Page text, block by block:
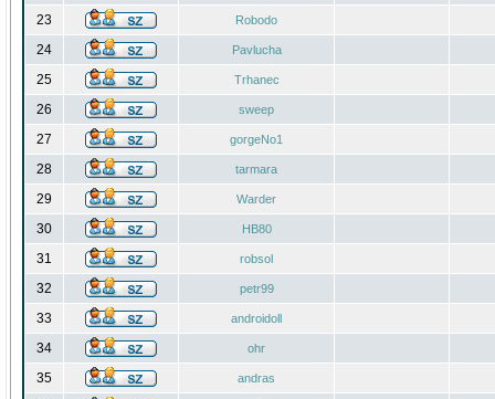
23 Robodo
24 Pavlucha
25 Trhanec
26 sweep
27 gorgeNo1
28 tarmara
29 Warder
30 HB80
31 robsol
32 petr99
33 androidoll
34 ohr
35 andras